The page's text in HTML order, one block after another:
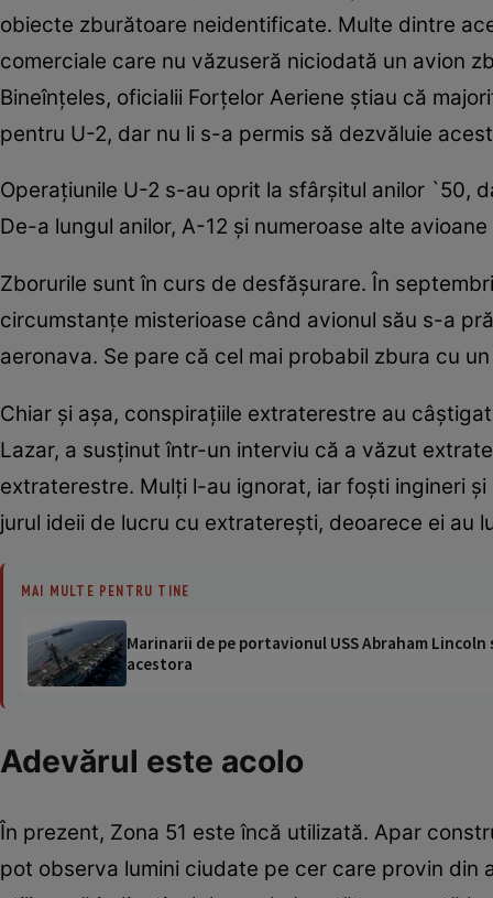
obiecte zburătoare neidentificate. Multe dintre
comerciale care nu văzuseră niciodată un avion
Bineînţeles, oficialii Forţelor Aeriene ştiau că
pentru U-2, dar nu li s-a permis să dezvăluie
Operaţiunile U-2 s-au oprit la sfârşitul anilor `50,
De-a lungul anilor, A-12 şi numeroase alte
Zborurile sunt în curs de desfăşurare. În
circumstanţe misterioase când avionul său s-a
aeronava. Se pare că cel mai probabil zbura cu
Chiar şi aşa, conspiraţiile extraterestre au
Lazar, a susţinut într-un interviu că a văzut
extraterestre. Mulţi l-au ignorat, iar foşti ingineri
jurul ideii de lucru cu extratereşti, deoarece ei au
MAI MULTE PENTRU TINE
Marinarii de pe portavionul USS Abraham
acestora
Adevărul este acolo
În prezent, Zona 51 este încă utilizată. Apar
pot observa lumini ciudate pe cer care provin din